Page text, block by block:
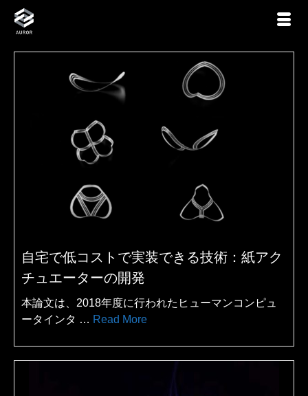
自宅で低コストで実装できる技術：紙アク
チュエーターの開発
本論文は、2018年度に行われたヒューマンコンピュ
ータインタ … Read More